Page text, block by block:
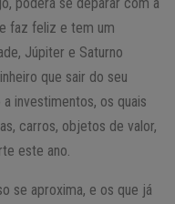
faz feliz e tem um
Júpiter e Saturno
que sair do seu
investimentos, os quais
carros, objetos de valor,
este ano.
se aproxima, e os que já